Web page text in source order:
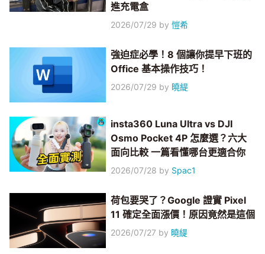
進充電盒
2026/07/29 by愷希
強迫症必學！8 個讓你提早下班的
Office 基本操作技巧！
2026/07/29 by 曉緹
insta360 Luna Ultra vs DJI
Osmo Pocket 4P 怎麼選？六大
面向比較 一篇看懂哪台更適合你
2026/07/28 by Spac1
荷包要哭了？Google 證實 Pixel
11 確定全面漲價！原因竟然是這個
2026/07/27 by 曉緹